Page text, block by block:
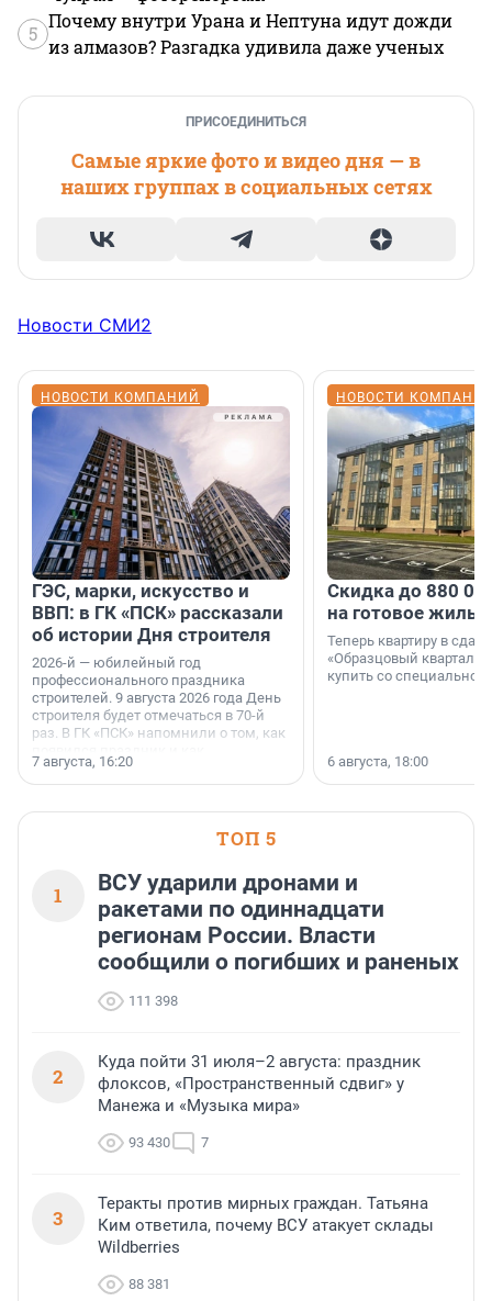
5
Почему внутри Урана и Нептуна идут дожди
из алмазов? Разгадка удивила даже ученых
ПРИСОЕДИНИТЬСЯ
Самые яркие фото и видео дня — в
наших группах в социальных сетях
Новости СМИ2
НОВОСТИ КОМПАНИЙ
ГЭС, марки, искусство и
ВВП: в ГК «ПСК» рассказали
об истории Дня строителя
2026-й — юбилейный год
профессионального праздника
строителей. 9 августа 2026 года День
строителя будет отмечаться в 70-й
раз. В ГК «ПСК» напомнили о том, как
поменялась роль строительства.
7 августа, 16:20
НОВОСТИ
Скидка до 880
на готовое
Теперь квартиру в
«Образцовый квартал
купить со специальной
6 августа, 18:00
ТОП 5
1
ВСУ ударили дронами и
ракетами по одиннадцати
регионам России. Власти
сообщили о погибших и раненых
111 398
2
Куда пойти 31 июля–2 августа: праздник
флоксов, «Пространственный сдвиг» у
Манежа и «Музыка мира»
93 430 7
3
Теракты против мирных граждан. Татьяна
Ким ответила, почему ВСУ атакует склады
Wildberries
88 381